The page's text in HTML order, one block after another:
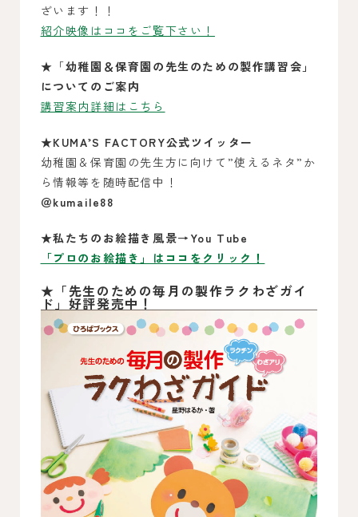
ざいます！！
紹介映像はココをご覧下さい！
★「幼稚園＆保育園の先生のための製作講習会」
についてのご案内
講習案内詳細はこちら
★KUMA’S FACTORY公式ツイッター
幼稚園＆保育園の先生方に向けて”使えるネタ”か
ら情報等を随時配信中！
＠kumaile88
★私たちのお絵描き風景→You Tube
「プロのお絵描き」はココをクリック！
★ 「先生のための毎月の製作ラクわざガイ
ド」好評発売中！